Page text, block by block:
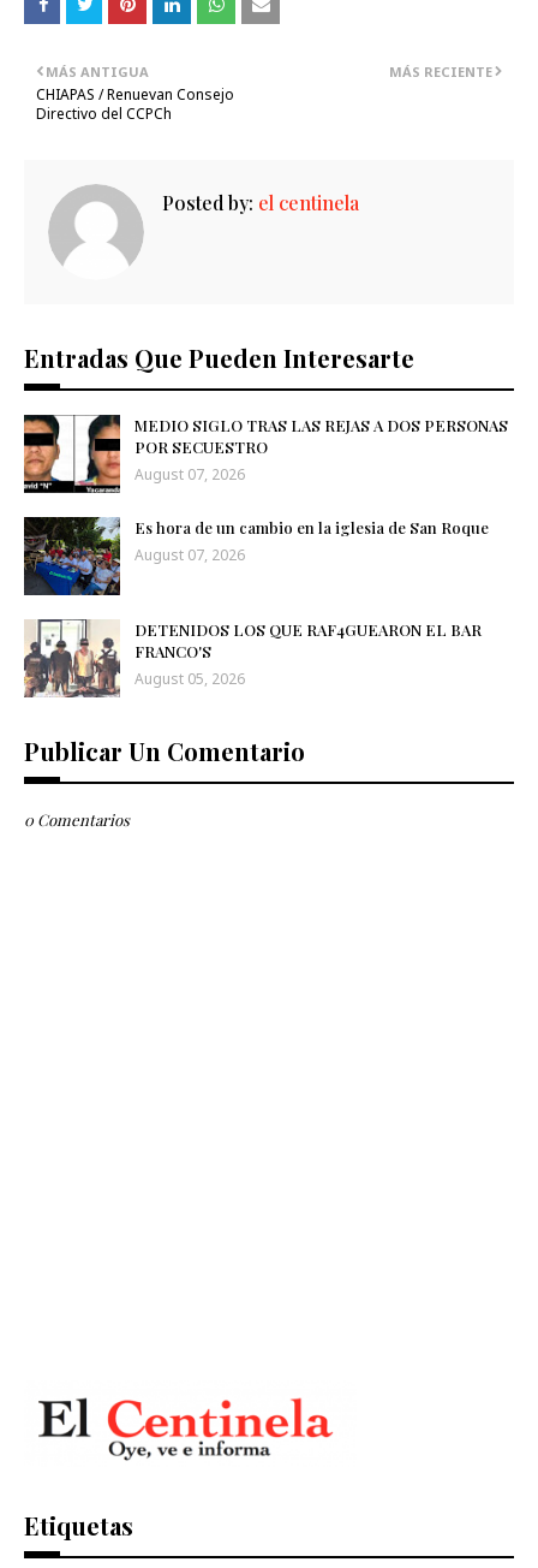
MÁS RECIENTE
MÁS ANTIGUA
CHIAPAS / Renuevan Consejo
Directivo del CCPCh
Posted by: el centinela
Entradas Que Pueden Interesarte
MEDIO SIGLO TRAS LAS REJAS A DOS PERSONAS
POR SECUESTRO
August 07, 2026
Es hora de un cambio en la iglesia de San Roque
August 07, 2026
DETENIDOS LOS QUE RAF4GUEARON EL BAR
FRANCO'S
August 05, 2026
Publicar Un Comentario
0 Comentarios
Etiquetas